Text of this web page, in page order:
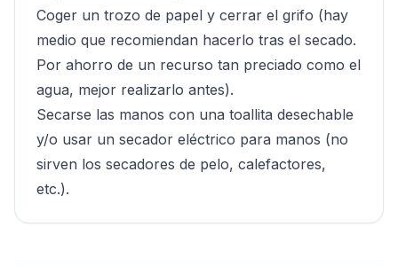
Coger un trozo de papel y cerrar el grifo (hay
medio que recomiendan hacerlo tras el secado.
Por ahorro de un recurso tan preciado como el
agua, mejor realizarlo antes).
Secarse las manos con una toallita desechable
y/o usar un secador eléctrico para manos (no
sirven los secadores de pelo, calefactores,
etc.).